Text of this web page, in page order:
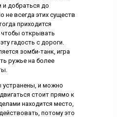
и добраться до
не всегда этих существ
приходится
чтобы открывать
гадость с дороги.
зомби-танк, игра
ружье на более
устранены, и можно
стоит прямо к
находится место,
потому это